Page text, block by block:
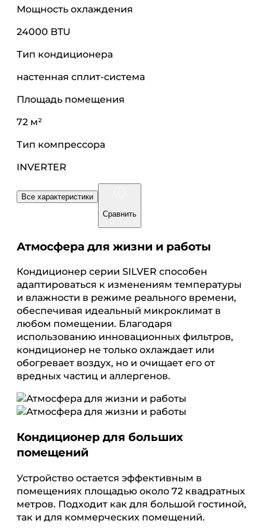
Мощность охлаждения
24000 BTU
Тип кондиционера
настенная сплит-система
Площадь помещения
72 м²
Тип компрессора
INVERTER
Все характеристики
Сравнить
Атмосфера для жизни и работы
Кондиционер серии SILVER способен
адаптироваться к изменениям температуры
и влажности в режиме реального времени,
обеспечивая идеальный микроклимат в
любом помещении. Благодаря
использованию инновационных фильтров,
кондиционер не только охлаждает или
обогревает воздух, но и очищает его от
вредных частиц и аллергенов.
Кондиционер для больших
помещений
Устройство остается эффективным в
помещениях площадью около 72 квадратных
метров. Подходит как для большой гостиной,
так и для коммерческих помещений.